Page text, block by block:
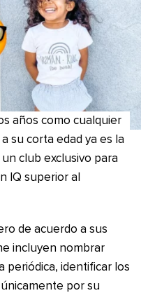
años como cualquier
su corta edad ya es la
club exclusivo para
IQ superior al
de acuerdo a sus
incluyen nombrar
periódica, identificar los
por su